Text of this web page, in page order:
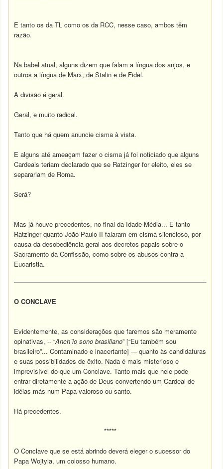
E tanto os da TL como os da RCC, nesse caso, ambos têm
razão.
Na babel atual, alguns dizem que falam a língua dos anjos, e
outros a língua de Marx, de Stalin e de Fidel.
A divisão é geral.
Geral, e muito radical.
Tanto que há quem anuncie cisma à vista.
E alguns até ameaçam fazer o cisma já foi noticiado que alguns
Cardeais teriam declarado que se Ratzinger for eleito, eles se
separariam de Roma.
Será?
Mas já houve precedentes, no final da Idade Média... E tanto
Ratzinger quanto João Paulo II falaram em cisma silencioso, por
causa da desobediência geral aos decretos papais sobre o
Sacramento da Confissão, como sobre os abusos contra a
Eucaristia.
O CONCLAVE
Evidentemente, as considerações que faremos são meramente
opinativas, -- “Anch´io sono brasiliano” [“Eu também sou
brasileiro”... Contaminado e inacertante] --- quanto às candidaturas
e suas possibilidades de êxito. Nada é mais misterioso e
imprevisível do que um Conclave. Tanto mais que nele pode
entrar diretamente a ação de Deus convertendo um Cardeal de
idéias más num Papa valoroso ou santo.
Há precedentes.
*****
O Conclave que se está abrindo deverá eleger o sucessor do
Papa Wojtyla, um colosso humano.